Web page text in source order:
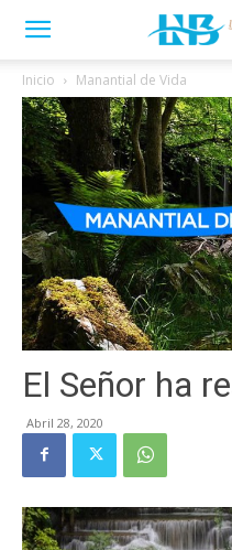
Inicio Manantial de Vida
El Señor ha
Abril 28, 2020